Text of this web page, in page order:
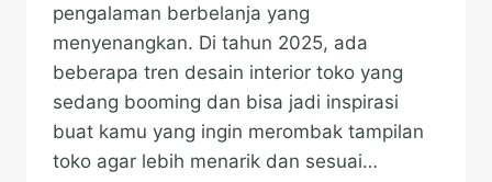
pengalaman berbelanja yang
menyenangkan. Di tahun 2025, ada
beberapa tren desain interior toko yang
sedang booming dan bisa jadi inspirasi
buat kamu yang ingin merombak tampilan
toko agar lebih menarik dan sesuai…